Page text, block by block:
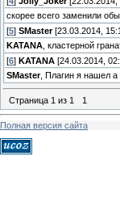
скорее всего заменили
[5] SMaster[23.03.2014,
KATANA , кластерной
[6] KATANA [24.03.2014,
SMaster, Плагин я нашел а
Страница 1 из 1 1
Полная версия сайта